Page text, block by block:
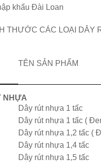
khẩu Đài Loan
THƯỚC CÁC LOẠI DÂY
TÊN SẢN PHẨM
NHỰA
Dây rút nhựa 1 tấc
Dây rút nhựa 1 tấc (
Dây rút nhựa 1,2 tấc (
Dây rút nhựa 1,4 tấc
Dây rút nhựa 1,5 tấc